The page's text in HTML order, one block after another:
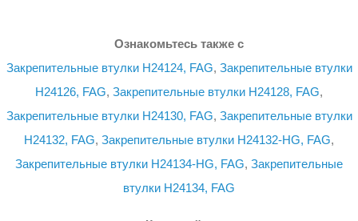
Ознакомьтесь также с
Закрепительные втулки H24124, FAG, Закрепительные втулки
H24126, FAG, Закрепительные втулки H24128, FAG,
Закрепительные втулки H24130, FAG, Закрепительные втулки
H24132, FAG, Закрепительные втулки H24132-HG, FAG,
Закрепительные втулки H24134-HG, FAG, Закрепительные
втулки H24134, FAG